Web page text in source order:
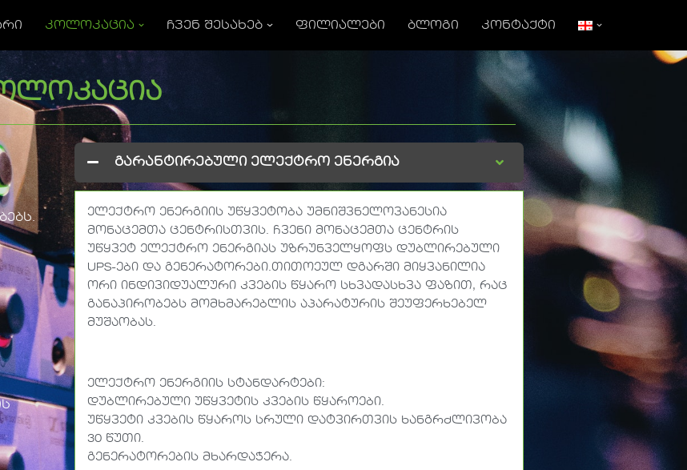
ᲙᲝᲚᲝᲙᲐᲪᲘᲐ ᲩᲕᲔᲜ ᲨᲔᲡᲐᲮᲔᲑ ᲤᲘᲚᲘᲐᲚᲔᲑᲘ ᲑᲚᲝᲒᲘ ᲙᲝᲜᲢᲐᲥᲢᲘ
გარანტირებული ელექტრო ენერგია
ელექტრო ენერგიის უწყვეტობა უმნიშვნელოვანესია
მონაცემთა ცენტრისთვის. ჩვენი მონაცემთა ცენტრის
უწყვეტ ელექტრო ენერგიას უზრუნველყოფს დუბლირებული
UPS-ები და გენერატორები.თითოეულ დგარში მიყვანილია
ორი ინდივიდუალური კვების წყარო სხვადასხვა ფაზით, რაც
განაპირობებს მომხმარებლის აპარატურის შეუფერხებელ
მუშაობას.
ელექტრო ენერგიის სტანდარტები:
დუბლირებული უწყვეტის კვების წყაროები.
უწყვეტი კვების წყაროს სრული დატვირთვის ხანგრძლივობა
30 წუთი.
გენერატორების მხარდაჭერა.